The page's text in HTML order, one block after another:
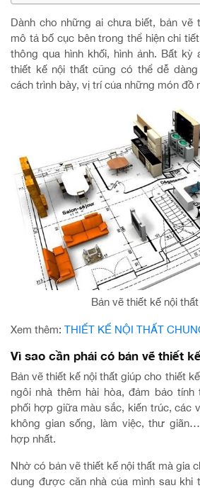
Dành cho những ai chưa biết, bản vẽ
mô tả bố cục bên trong thể hiện chi
thông qua hình khối, hình ảnh. Bất kỳ
thiết kế nội thất cũng có thể dễ
cách trình bày, vị trí của những món đồ
Bản vẽ thiết kế nội
Xem thêm: THIẾT KẾ NỘI THẤT
Vì sao cần phải có bản vẽ thiết
Bản vẽ thiết kế nội thất giúp cho thiết
ngôi nhà thêm hài hòa, đảm bảo
phối hợp giữa màu sắc, kiến trúc, các
không gian sống, làm việc, thư
hợp nhất.
Nhờ có bản vẽ thiết kế nội thất mà gia
dung được căn nhà của mình sau khi